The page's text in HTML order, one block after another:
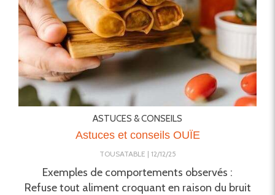
ASTUCES & CONSEILS
Astuces et conseils OUÏE
TOUSATABLE 12/12/25
Exemples de comportements observés :
Refuse tout aliment croquant en raison du bruit